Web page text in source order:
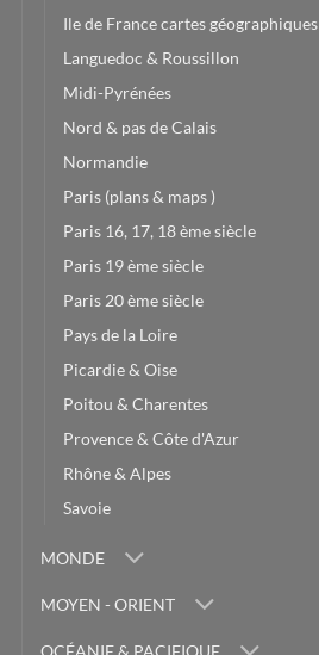
Ile de France cartes géographiques
Languedoc & Roussillon
Midi-Pyrénées
Nord & pas de Calais
Normandie
Paris (plans & maps )
Paris 16, 17, 18 ème siècle
Paris 19 ème siècle
Paris 20 ème siècle
Pays de la Loire
Picardie & Oise
Poitou & Charentes
Provence & Côte d'Azur
Rhône & Alpes
Savoie
MONDE
MOYEN - ORIENT
OCÉANIE & PACIFIQUE